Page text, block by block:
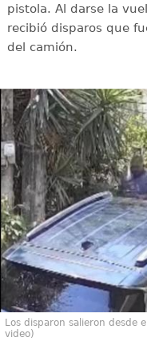
pistola. Al darse la
recibió disparos que
del camión.
Los disparon salieron desde
video)